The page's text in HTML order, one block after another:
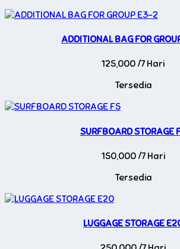
ADDITIONAL BAG FOR
125,000 /7 Hari
Tersedia
SURFBOARD STORAGE
150,000 /7 Hari
Tersedia
LUGGAGE STORAGE